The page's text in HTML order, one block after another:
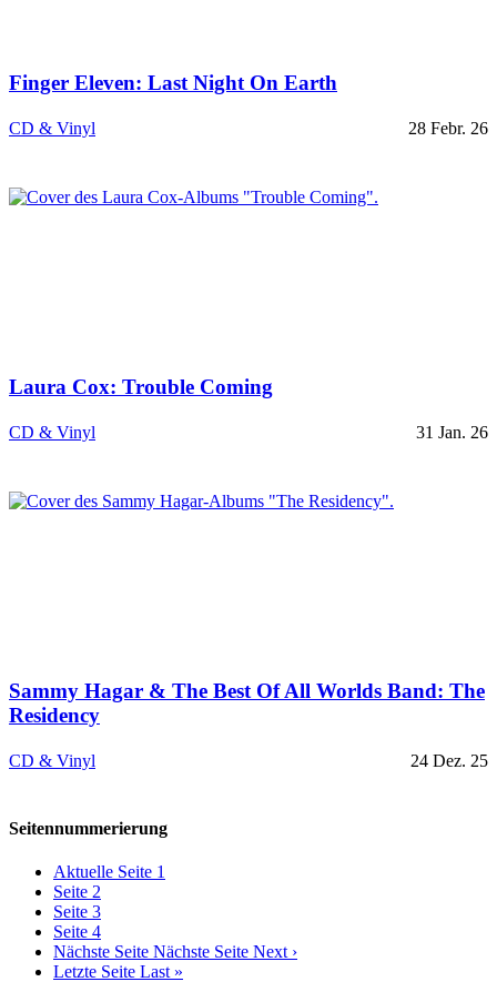
Finger Eleven: Last Night On Earth
CD & Vinyl 28 Febr. 26
Laura Cox: Trouble Coming
CD & Vinyl 31 Jan. 26
Sammy Hagar & The Best Of All Worlds Band: The
Residency
CD & Vinyl 24 Dez. 25
Seitennummerierung
Aktuelle Seite 1
Seite 2
Seite 3
Seite 4
Nächste Seite Nächste Seite Next ›
Letzte Seite Last »